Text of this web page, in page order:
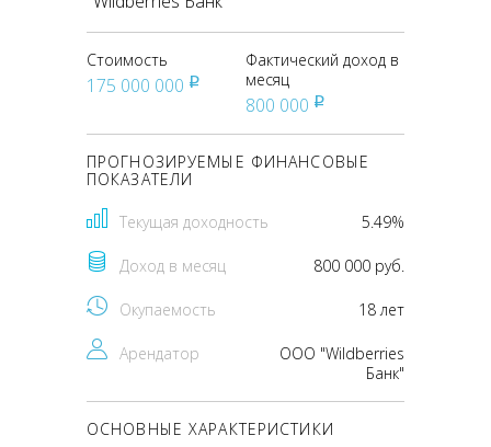
Стоимость
175 000 000 pуб
Фактический доход в
месяц
800 000 pуб
ПРОГНОЗИРУЕМЫЕ ФИНАНСОВЫЕ
ПОКАЗАТЕЛИ
Текущая доходность 5.49%
Доход в месяц 800 000 руб.
Окупаемость 18 лет
Арендатор
ООО "Wildberries
Банк"
ОСНОВНЫЕ ХАРАКТЕРИСТИКИ